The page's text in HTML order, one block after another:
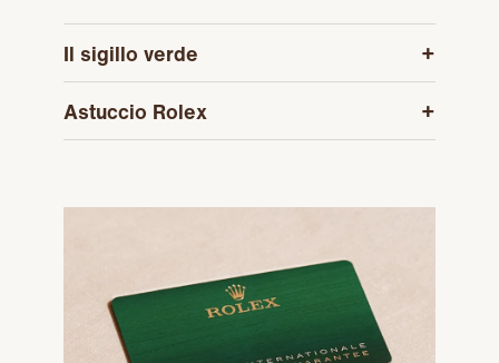
Il sigillo verde
Astuccio Rolex